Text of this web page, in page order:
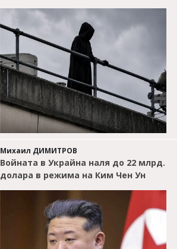
Михаил ДИМИТРОВ
Войната в Украйна наля до 22 млрд.
долара в режима на Ким Чен Ун